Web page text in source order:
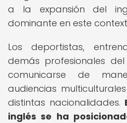
a la expansión del
dominante en este
Los deportistas,
demás profesionales
comunicarse de
audiencias
distintas nacionalidades.
inglés se ha